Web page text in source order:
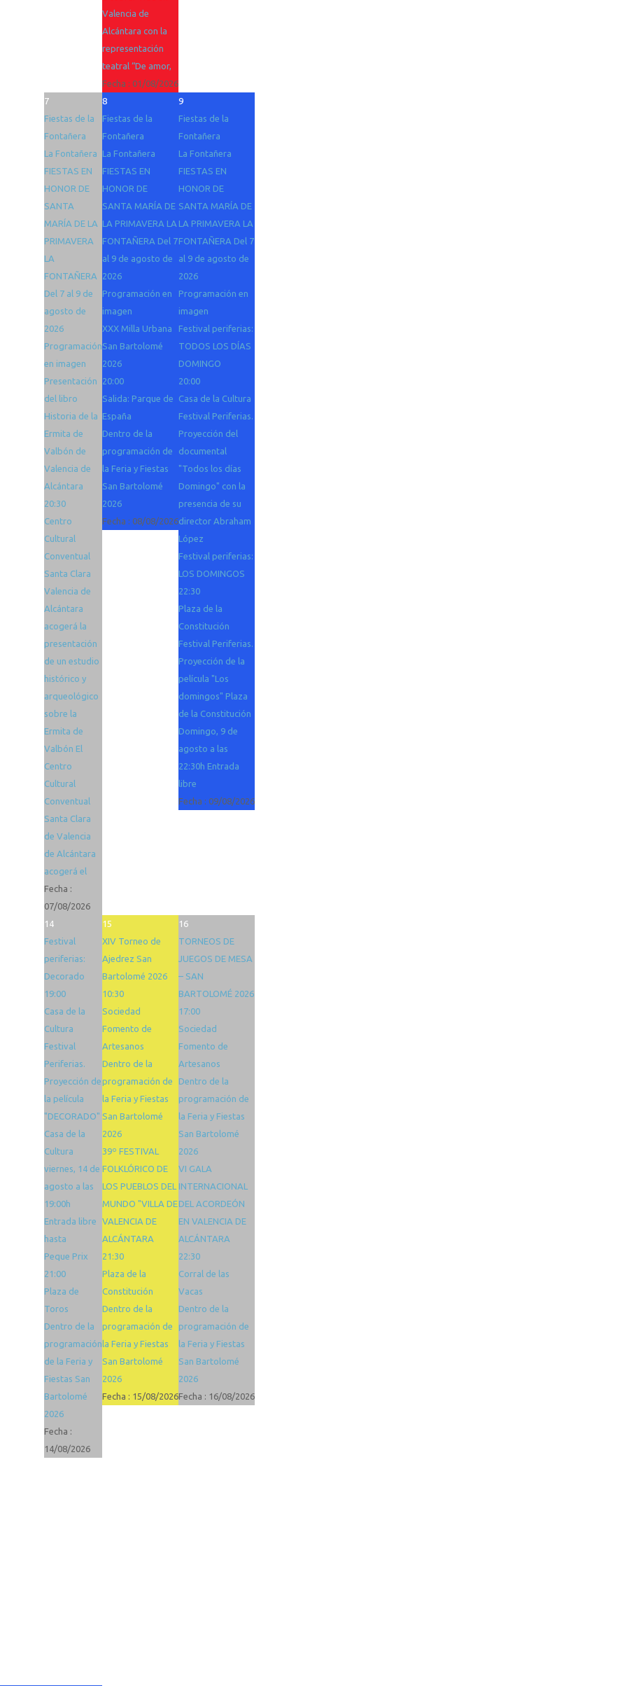
Valencia de
Alcántara con la
representación
teatral “De amor,
Fecha : 01/08/2026
7
Fiestas de la
Fontañera
La Fontañera
FIESTAS EN
HONOR DE
SANTA
MARÍA DE LA
PRIMAVERA
LA
FONTAÑERA
Del 7 al 9 de
agosto de
2026
Programación
en imagen
Presentación
del libro
Historia de la
Ermita de
Valbón de
Valencia de
Alcántara
20:30
Centro
Cultural
Conventual
Santa Clara
Valencia de
Alcántara
acogerá la
presentación
de un estudio
histórico y
arqueológico
sobre la
Ermita de
Valbón El
Centro
Cultural
Conventual
Santa Clara
de Valencia
de Alcántara
acogerá el
Fecha :
07/08/2026
8
Fiestas de la
Fontañera
La Fontañera
FIESTAS EN
HONOR DE
SANTA MARÍA DE
LA PRIMAVERA LA
FONTAÑERA Del 7
al 9 de agosto de
2026
Programación en
imagen
XXX Milla Urbana
San Bartolomé
2026
20:00
Salida: Parque de
España
Dentro de la
programación de
la Feria y Fiestas
San Bartolomé
2026
Fecha : 08/08/2026
9
Fiestas de la
Fontañera
La Fontañera
FIESTAS EN
HONOR DE
SANTA MARÍA DE
LA PRIMAVERA LA
FONTAÑERA Del 7
al 9 de agosto de
2026
Programación en
imagen
Festival periferias:
TODOS LOS DÍAS
DOMINGO
20:00
Casa de la Cultura
Festival Periferias.
Proyección del
documental
"Todos los días
Domingo" con la
presencia de su
director Abraham
López
Festival periferias:
LOS DOMINGOS
22:30
Plaza de la
Constitución
Festival Periferias.
Proyección de la
película "Los
domingos" Plaza
de la Constitución
Domingo, 9 de
agosto a las
22:30h Entrada
libre
Fecha : 09/08/2026
14
Festival
periferias:
Decorado
19:00
Casa de la
Cultura
Festival
Periferias.
Proyección de
la película
"DECORADO"
Casa de la
Cultura
viernes, 14 de
agosto a las
19:00h
Entrada libre
hasta
Peque Prix
21:00
Plaza de
Toros
Dentro de la
programación
de la Feria y
Fiestas San
Bartolomé
2026
Fecha :
14/08/2026
15
XIV Torneo de
Ajedrez San
Bartolomé 2026
10:30
Sociedad
Fomento de
Artesanos
Dentro de la
programación de
la Feria y Fiestas
San Bartolomé
2026
39º FESTIVAL
FOLKLÓRICO DE
LOS PUEBLOS DEL
MUNDO "VILLA DE
VALENCIA DE
ALCÁNTARA
21:30
Plaza de la
Constitución
Dentro de la
programación de
la Feria y Fiestas
San Bartolomé
2026
Fecha : 15/08/2026
16
TORNEOS DE
JUEGOS DE MESA
– SAN
BARTOLOMÉ 2026
17:00
Sociedad
Fomento de
Artesanos
Dentro de la
programación de
la Feria y Fiestas
San Bartolomé
2026
VI GALA
INTERNACIONAL
DEL ACORDEÓN
EN VALENCIA DE
ALCÁNTARA
22:30
Corral de las
Vacas
Dentro de la
programación de
la Feria y Fiestas
San Bartolomé
2026
Fecha : 16/08/2026